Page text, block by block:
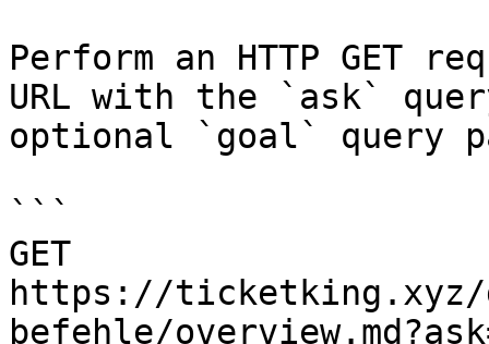
Perform an HTTP GET
URL with the `ask`
optional `goal` query
```
GET
https://ticketking.xyz/
befehle/